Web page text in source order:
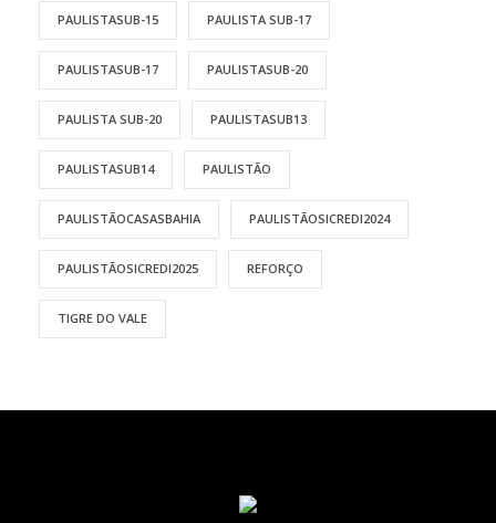
PAULISTASUB-15 PAULISTA SUB-17
PAULISTASUB-17 PAULISTASUB-20
PAULISTA SUB-20 PAULISTASUB13
PAULISTASUB14 PAULISTÃO
PAULISTÃOCASASBAHIA PAULISTÃOSICREDI2024
PAULISTÃOSICREDI2025 REFORÇO
TIGRE DO VALE